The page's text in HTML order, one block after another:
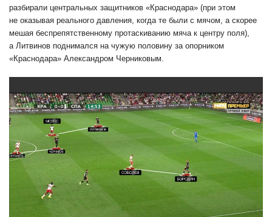
разбирали центральных защитников «Краснодара» (при этом
не оказывая реального давления, когда те были с мячом, а скорее
мешая беспрепятственному протаскиванию мяча к центру поля),
а Литвинов поднимался на чужую половину за опорником
«Краснодара» Александром Черниковым.